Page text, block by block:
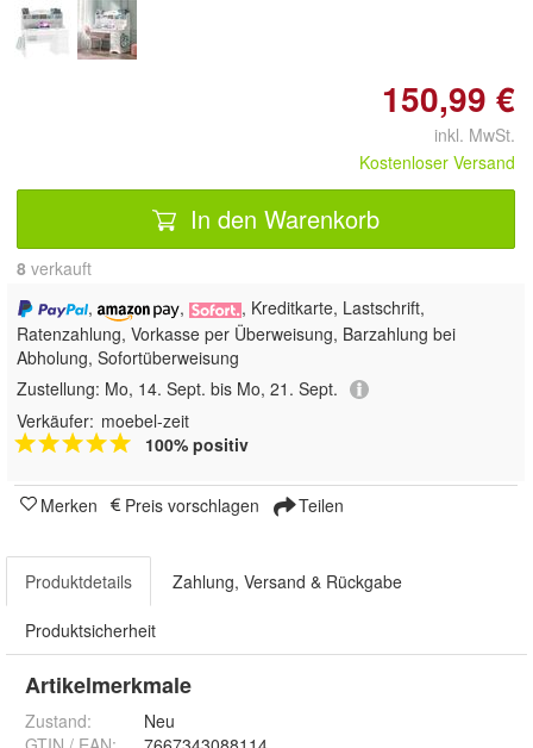
150,99 €
inkl. MwSt.
Kostenloser Versand
In den Warenkorb
8 verkauft
,
,
, Kreditkarte, Lastschrift,
Ratenzahlung, Vorkasse per Überweisung, Barzahlung bei
Abholung, Sofortüberweisung
Zustellung: Mo, 14. Sept. bis Mo, 21. Sept.
Verkäufer: moebel-zeit
100% positiv
Merken Preis vorschlagen Teilen
Produktdetails Zahlung, Versand & Rückgabe
Produktsicherheit
Artikelmerkmale
Zustand:
Neu